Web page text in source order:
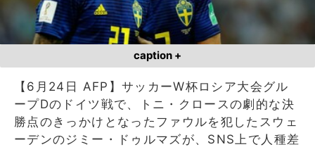
caption +
【6月24日 AFP】サッカーW杯ロシア大会グル
ープDのドイツ戦で、トニ・クロースの劇的な決
勝点のきっかけとなったファウルを犯したスウェ
ーデンのジミー・ドゥルマズが、SNS上で人種差